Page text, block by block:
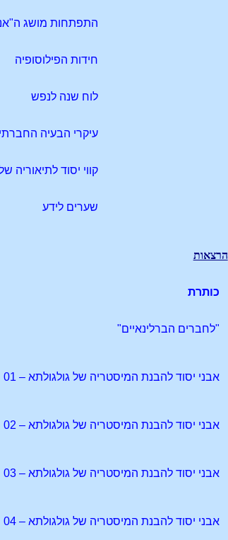
התפתחות מושג
חידות הפילוסופיה
לוח שנה לנפש
עיקרי הבעיה
קווי יסוד
שערים לידע
הרצאות
כותרת
"לחברים הברלינאיים"
אבני יסוד להבנת המיסטריה של גולגולתא – 01
אבני יסוד להבנת המיסטריה של גולגולתא – 02
אבני יסוד להבנת המיסטריה של גולגולתא – 03
אבני יסוד להבנת המיסטריה של גולגולתא – 04